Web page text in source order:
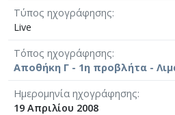
Τύπος ηχογράφησης
Live
Τόπος ηχογράφησης
Αποθήκη Γ - 1η προβλήτα -
Ημερομηνία ηχογράφησης
19 Απριλίου 2008